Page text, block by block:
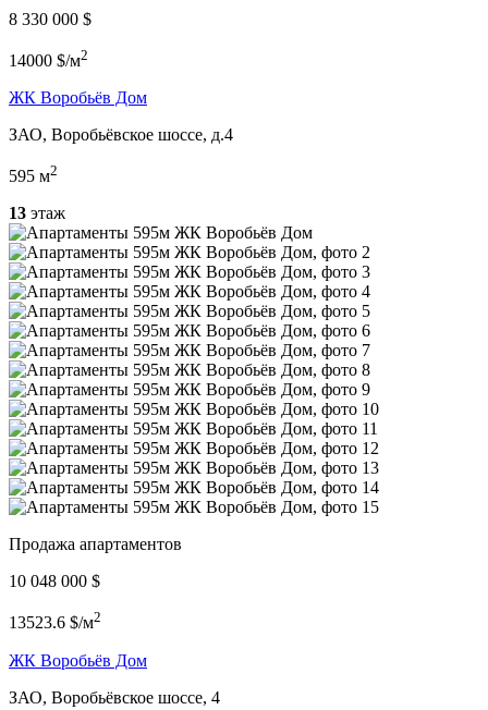
8 330 000 $
14000 $/м2
ЖК Воробьёв Дом
ЗАО, Воробьёвское шоссе, д.4
595 м2
13 этаж
Продажа апартаментов
10 048 000 $
13523.6 $/м2
ЖК Воробьёв Дом
ЗАО, Воробьёвское шоссе, 4